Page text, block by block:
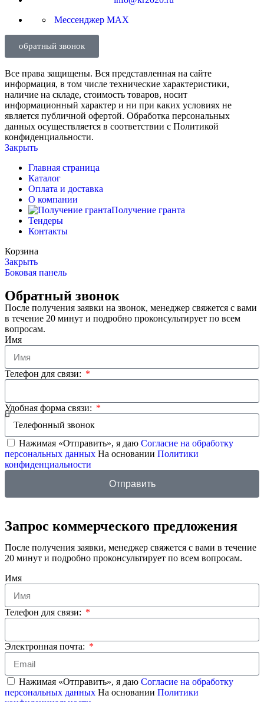
Мессенджер MAX
обратный звонок
Все права защищены. Вся представленная на сайте
информация, в том числе технические характеристики,
наличие на складе, стоимость товаров, носит
информационный характер и ни при каких условиях не
является публичной офертой. Обработка персональных
данных осуществляется в соответствии с Политикой
конфиденциальности.
Закрыть
Главная страница
Каталог
Оплата и доставка
О компании
Получение гранта
Тендеры
Контакты
Корзина
Закрыть
Боковая панель
Обратный звонок
После получения заявки на звонок, менеджер свяжется с вами
в течение 20 минут и подробно проконсультирует по всем
вопросам.
Имя
Телефон для связи:
Удобная форма связи:
Нажимая «Отправить», я даю Согласие на обработку
персональных данных На основании Политики
конфиденциальности
Отправить
Запрос коммерческого предложения
После получения заявки, менеджер свяжется с вами в течение
20 минут и подробно проконсультирует по всем вопросам.
Имя
Телефон для связи:
Электронная почта:
Нажимая «Отправить», я даю Согласие на обработку
персональных данных На основании Политики